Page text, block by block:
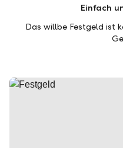
Einfach
Das willbe Festgeld ist